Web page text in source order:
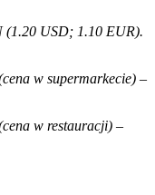
(1.20 USD; 1.10 EUR).
w supermarkecie) –
w restauracji) –